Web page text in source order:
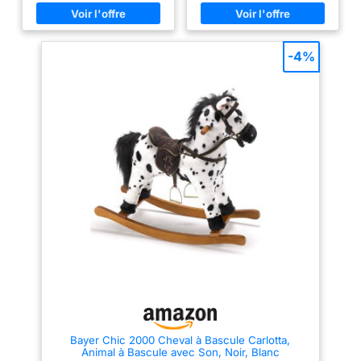
PROTECTION ET CONFORT :
l'animal à bascule avec 2
poignées et 2 repose-pieds
ans ; ce mouton en peluche peut
supporter jusqu'à 30 kg
CERTIFIÉ ET DURABLE : le jouet
à bascule est fabriqué avec des
matériaux de qualité supérieure
pour durer des années et
résister même aux tout-petits ;
Conforme à la norme
européenne de sécurité EN 71-
tout en lui permettant d'exercer
son équilibre et de renforcer
ses muscles de façon ludique
particulièrement sûr grâce à la
ceinture de sécurité du siège
pour enfant, à la large structure
en bois et aux poignées solides
Gage de qualité : Doudou très
doux en 100% polyester sur une
structure en bois massif,
Entretien facile : nettoyage de la
surface à l'eau et au savon
Contenu de la livraison : 1 x
Nattou Animal à Bascule
Éléphant Teddy, Collection :
Lapidou, Composition :
Polyester, Dimensions : Environ
60 cm, Couleur : Beige (Ecru),
Bayer Chic 2000 Cheval à Bascule Carlotta,
Animal à Bascule avec Son, Noir, Blanc
-4%